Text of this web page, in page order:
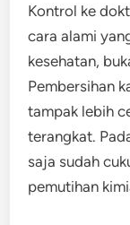
Kontrol ke
cara alami
kesehatan,
Pembersihan
tampak lebih
terangkat.
saja sudah
pemutihan